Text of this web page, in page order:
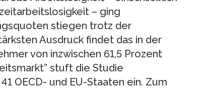
– ging
stiegen trotz der
Ausdruck findet das in der
von inzwischen 61,5 Prozent
stuft die Studie
OECD- und EU-Staaten ein. Zum